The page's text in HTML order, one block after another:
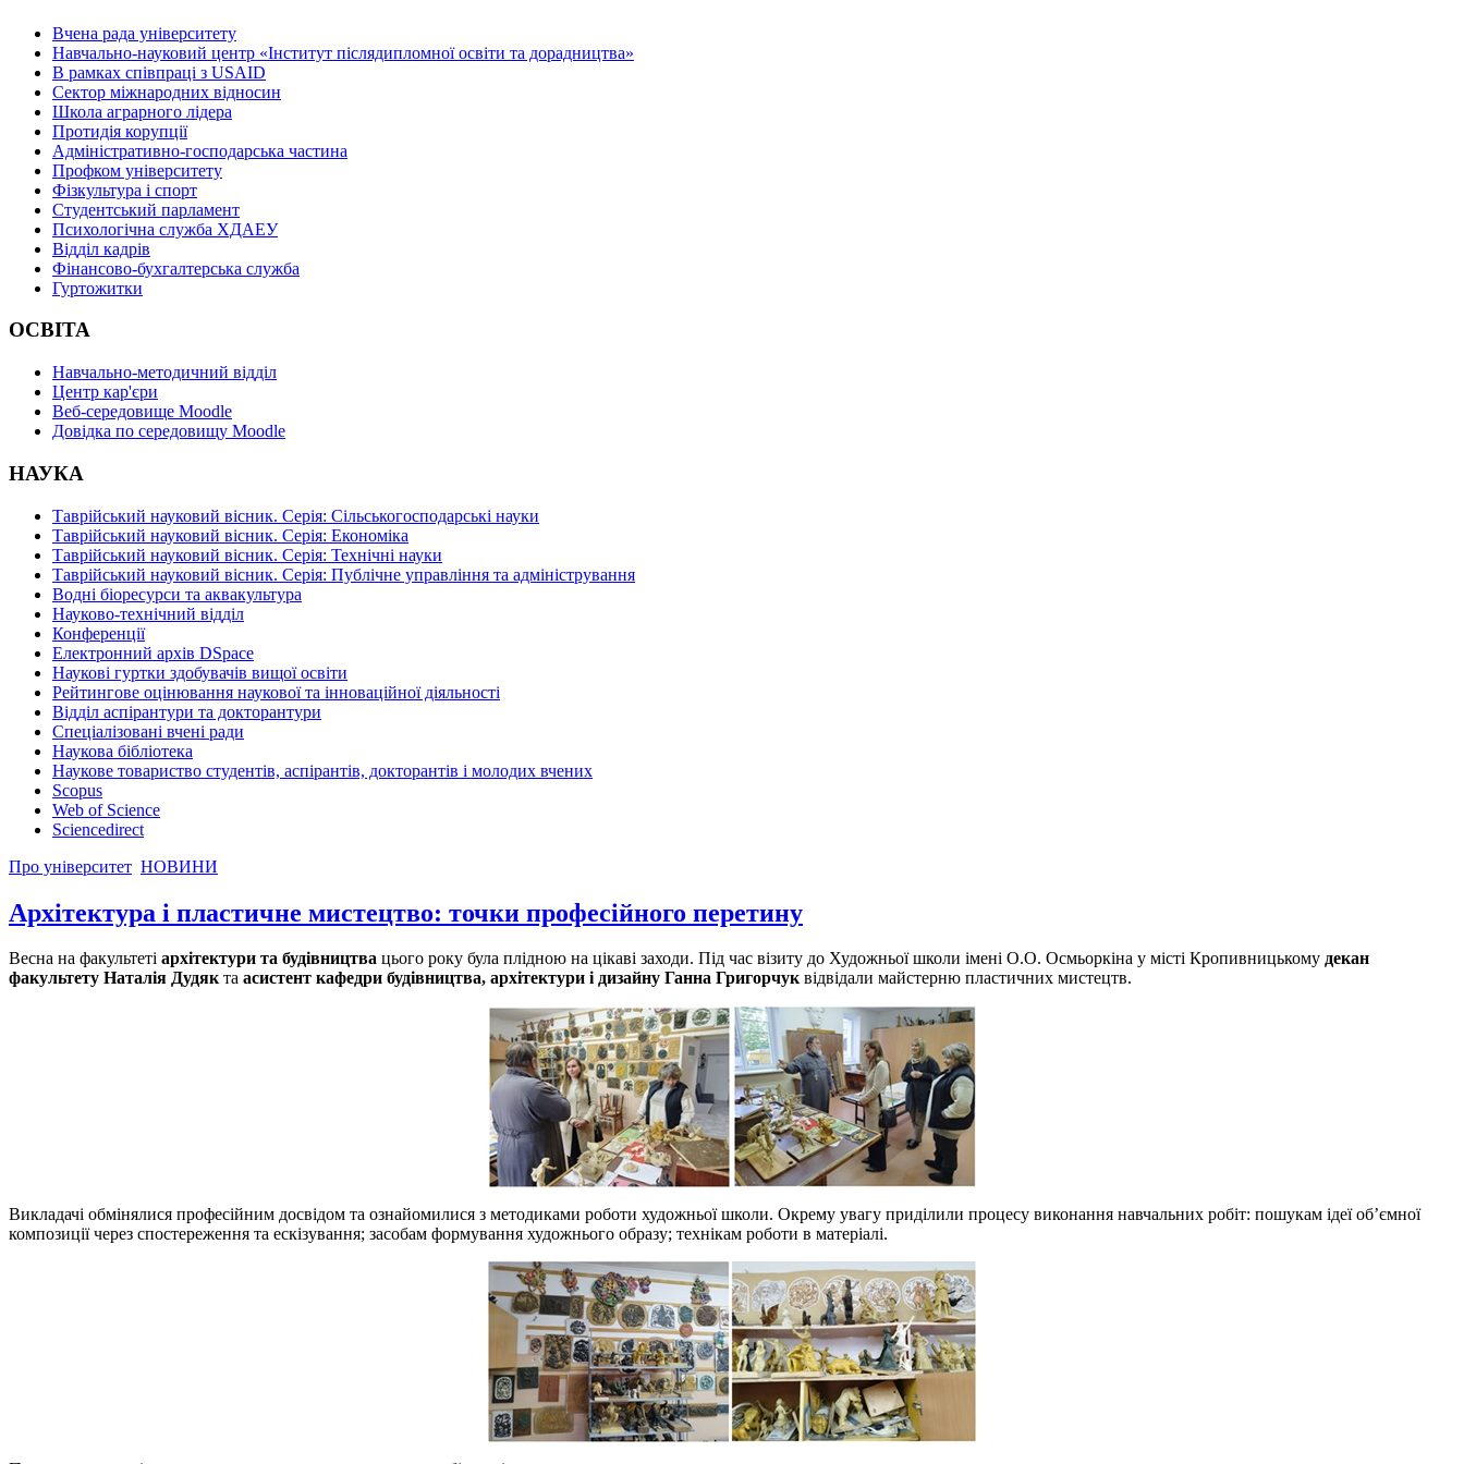
Вчена рада університету
Навчально-науковий центр «Інститут післядипломної освіти та дорадництва»
В рамках співпраці з USAID
Сектор міжнародних відносин
Школа аграрного лідера
Протидія корупції
Адміністративно-господарська частина
Профком університету
Фізкультура і спорт
Студентський парламент
Психологічна служба ХДАЕУ
Відділ кадрів
Фінансово-бухгалтерська служба
Гуртожитки
ОСВІТА
Навчально-методичний відділ
Центр кар'єри
Веб-середовище Moodle
Довідка по середовищу Moodle
НАУКА
Таврійський науковий вісник. Серія: Сільськогосподарські науки
Таврійський науковий вісник. Серія: Економіка
Таврійський науковий вісник. Серія: Технічні науки
Таврійський науковий вісник. Серія: Публічне управління та адміністрування
Водні біоресурси та аквакультура
Науково-технічний відділ
Конференції
Електронний архів DSpace
Наукові гуртки здобувачів вищої освіти
Рейтингове оцінювання наукової та інноваційної діяльності
Відділ аспірантури та докторантури
Спеціалізовані вчені ради
Наукова бібліотека
Наукове товариство студентів, аспірантів, докторантів і молодих вчених
Scopus
Web of Science
Sciencedirect
Про університет НОВИНИ
Архітектура і пластичне мистецтво: точки професійного перетину
Весна на факультеті архітектури та будівництва цього року була плідною на цікаві заходи. Під час візиту до Художньої школи імені О.О. Осмьоркіна у місті Кропивницькому декан
факультету Наталія Дудякта асистент кафедри будівництва, архітектури і дизайну Ганна Григорчуквідвідали майстерню пластичних мистецтв.
Викладачі обмінялися професійним досвідом та ознайомилися з методиками роботи художньої школи. Окрему увагу приділили процесу виконання навчальних робіт: пошукам ідеї об’ємної
композиції через спостереження та ескізування; засобам формування художнього образу; технікам роботи в матеріалі.